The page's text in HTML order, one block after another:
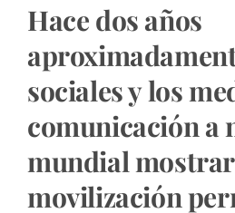
Hace dos años
sociales y los
comunicación a
mundial
movilización